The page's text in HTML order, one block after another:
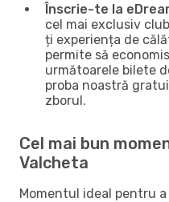
Înscrie-te la
cel mai exclusiv
ți experiența de
permite să
următoarele bilete
proba noastră
zborul.
Cel mai bun
Valcheta
Momentul ideal pentru